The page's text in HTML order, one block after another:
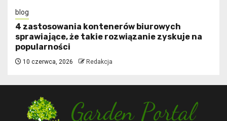
blog
4 zastosowania kontenerów biurowych
sprawiające, że takie rozwiązanie zyskuje na
popularności
10 czerwca, 2026 Redakcja